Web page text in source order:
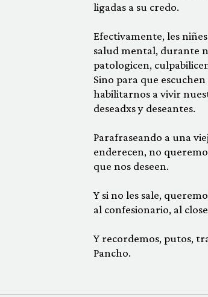
ligadas a su credo.
Efectivamente, les
salud mental, durante
patologicen,
Sino para que
habilitarnos a vivir
deseadxs y deseantes.
Parafraseando a una
enderecen, no
que nos deseen.
Y si no les sale,
al confesionario, al
Y recordemos, putos,
Pancho.